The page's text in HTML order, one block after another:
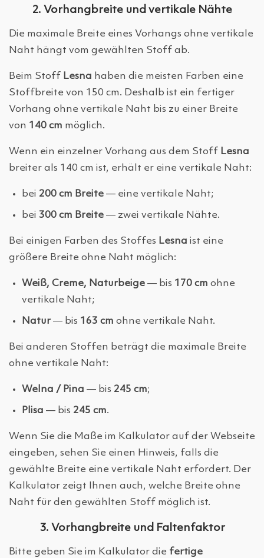
2. Vorhangbreite und vertikale Nähte
Die maximale Breite eines Vorhangs ohne vertikale
Naht hängt vom gewählten Stoff ab.
Beim Stoff Lesna haben die meisten Farben eine
Stoffbreite von 150 cm. Deshalb ist ein fertiger
Vorhang ohne vertikale Naht bis zu einer Breite
von 140 cm möglich.
Wenn ein einzelner Vorhang aus dem Stoff Lesna
breiter als 140 cm ist, erhält er eine vertikale Naht:
bei 200 cm Breite — eine vertikale Naht;
bei 300 cm Breite — zwei vertikale Nähte.
Bei einigen Farben des Stoffes Lesna ist eine
größere Breite ohne Naht möglich:
Weiß, Creme, Naturbeige — bis 170 cm ohne
vertikale Naht;
Natur — bis 163 cm ohne vertikale Naht.
Bei anderen Stoffen beträgt die maximale Breite
ohne vertikale Naht:
Welna / Pina — bis 245 cm;
Plisa — bis 245 cm.
Wenn Sie die Maße im Kalkulator auf der Webseite
eingeben, sehen Sie einen Hinweis, falls die
gewählte Breite eine vertikale Naht erfordert. Der
Kalkulator zeigt Ihnen auch, welche Breite ohne
Naht für den gewählten Stoff möglich ist.
3. Vorhangbreite und Faltenfaktor
Bitte geben Sie im Kalkulator die fertige